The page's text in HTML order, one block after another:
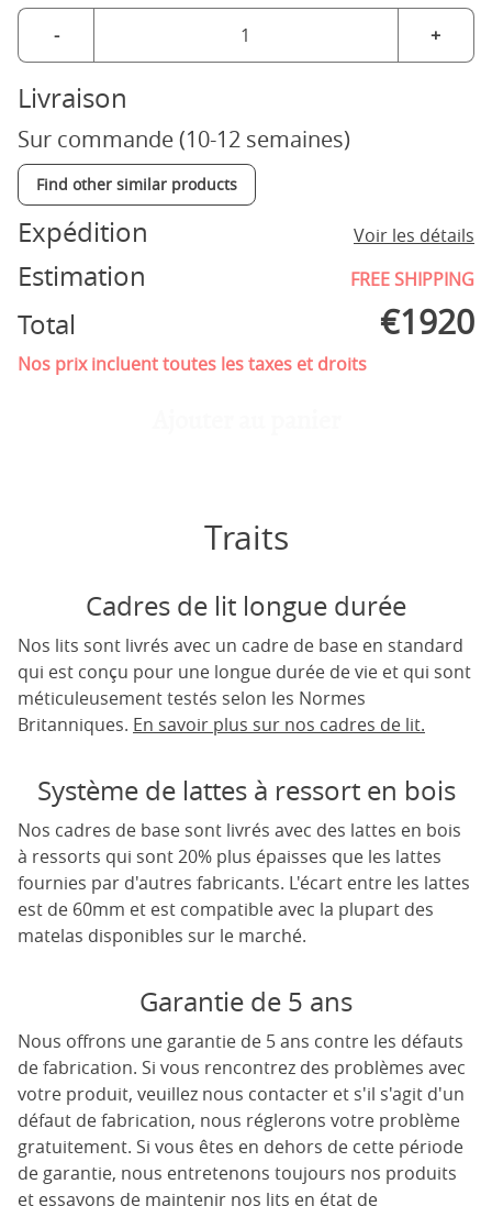
- +
Livraison
Sur commande (10-12 semaines)
Find other similar products
Expédition Voir les détails
Estimation FREE SHIPPING
Total €1920
Nos prix incluent toutes les taxes et droits
Traits
Cadres de lit longue durée
Nos lits sont livrés avec un cadre de base en standard
qui est conçu pour une longue durée de vie et qui sont
méticuleusement testés selon les Normes
Britanniques. En savoir plus sur nos cadres de lit.
Système de lattes à ressort en bois
Nos cadres de base sont livrés avec des lattes en bois
à ressorts qui sont 20% plus épaisses que les lattes
fournies par d'autres fabricants. L'écart entre les lattes
est de 60mm et est compatible avec la plupart des
matelas disponibles sur le marché.
Garantie de 5 ans
Nous offrons une garantie de 5 ans contre les défauts
de fabrication. Si vous rencontrez des problèmes avec
votre produit, veuillez nous contacter et s'il s'agit d'un
défaut de fabrication, nous réglerons votre problème
gratuitement. Si vous êtes en dehors de cette période
de garantie, nous entretenons toujours nos produits
et essayons de maintenir nos lits en état de